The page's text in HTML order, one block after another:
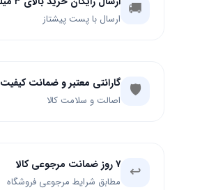
🚚 ارسال با پست پیشتاز
🛡️ گارانتی معتبر و ضمانت کیفیت
اصالت و سلامت کالا
↩️ ۷ روز ضمانت مرجوعی کالا
مطابق شرایط مرجوعی فروشگاه